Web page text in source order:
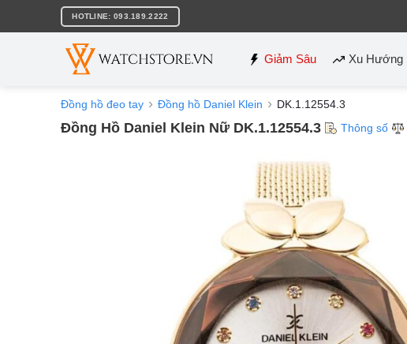
nội
HOTLINE: 093.189.2222
Giảm Sâu Xu Hướng
Đồng hồ đeo tay Đồng hồ Daniel Klein DK.1.12554.3
Đồng Hồ Daniel Klein Nữ DK.1.12554.3 Thông số